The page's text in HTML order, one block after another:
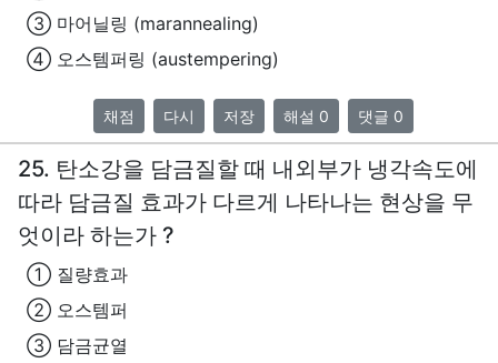
③ 마어닐링 (marannealing)
④ 오스템퍼링 (austempering)
채점 다시 저장 해설 0 댓글 0
25. 탄소강을 담금질할 때 내외부가 냉각속도에
따라 담금질 효과가 다르게 나타나는 현상을 무
엇이라 하는가 ?
① 질량효과
② 오스템퍼
③ 담금균열